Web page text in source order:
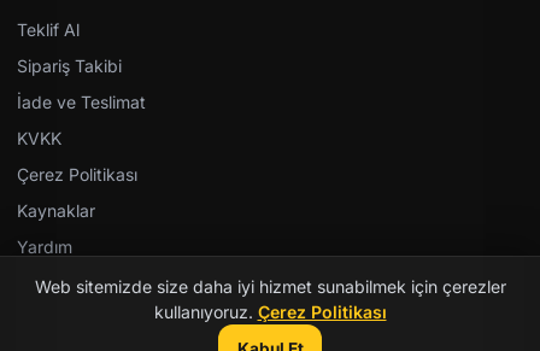
Teklif Al
Sipariş Takibi
İade ve Teslimat
KVKK
Çerez Politikası
Kaynaklar
Yardım
Web sitemizde size daha iyi hizmet sunabilmek için çerezler
kullanıyoruz. Çerez Politikası